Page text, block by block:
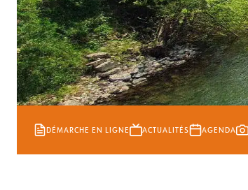
DÉMARCHE EN LIGNE ACTUALITÉS AGENDA